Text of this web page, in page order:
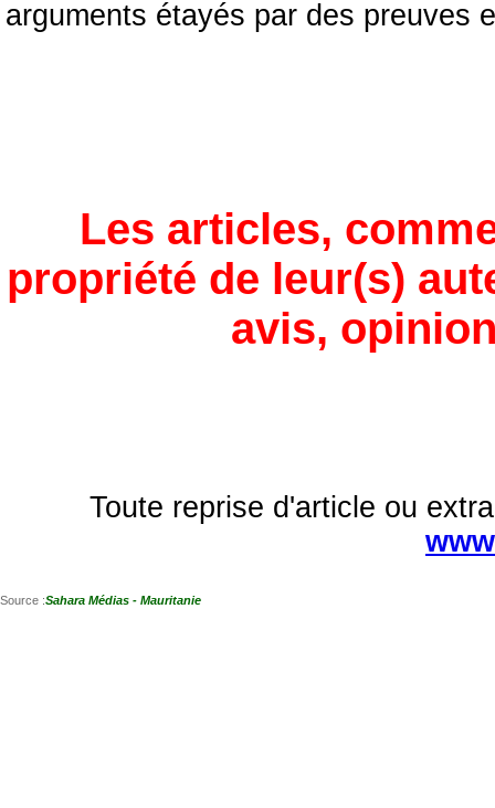
arguments étayés par des preuves
Les articles,
propriété de leur(s)
avis,
Toute reprise d'article ou
Source :Sahara Médias - Mauritanie